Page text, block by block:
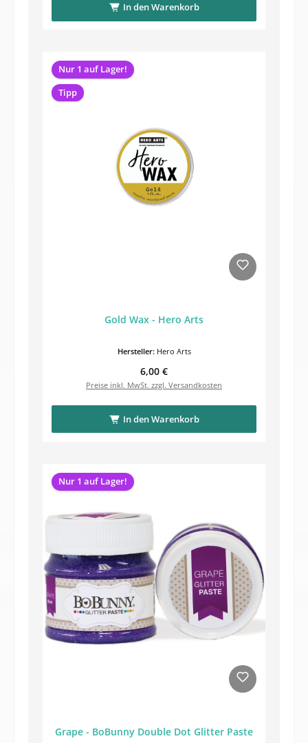
In den Warenkorb
Nur 1 auf Lager!
Tipp
Gold Wax - Hero Arts
Hersteller: Hero Arts
Regulärer Preis:
6,00 €
Preise inkl. MwSt. zzgl. Versandkosten
In den Warenkorb
Nur 1 auf Lager!
Grape - BoBunny Double Dot Glitter Paste